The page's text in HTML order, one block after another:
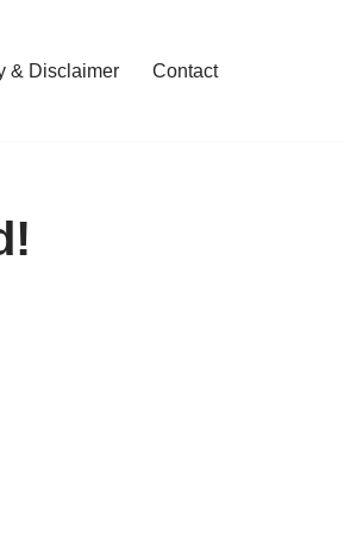
& Disclaimer Contact